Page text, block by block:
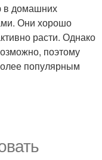
в домашних
Они хорошо
расти. Однако
поэтому
популярным